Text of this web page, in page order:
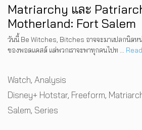
Matriarchy และ
Motherland: Fort Salem
วันนี้ Be Witches, Bitches อาจจะมาแปลกนิดหน่
ของพอดแคสต์ แต่พวกเราจะพาทุกคนไปท …
Categories
Watch, Analysis
Tags
Disney+ Hotstar, Freeform,
Salem, Series